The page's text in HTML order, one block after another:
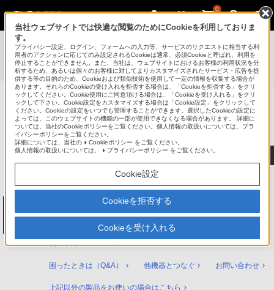
0
使いかたマニュアル（取扱説明 Web版）
BDZ-ZT3500 / BDZ-ZT2500 / BDZ-ZT1500 / BDZ-ZW2500 /
BDZ-ZW1500 / BDZ-ZW550 使いかたマニュアル
ブルーレイディスク/DVDレコーダー
サポート・お問い合わせ
ブルーレイディスク/DVDレコーダー
BDZ-ZT3500 / BDZ-ZT2500 / BDZ-ZT1500 /
BDZ-ZW2500 / BDZ-ZW1500 / BDZ-ZW550
使いかたマニュアル トップ
困ったときは（Q&A） 他機器とつなぐ お問い合わせ
上記以外の製品をお使いの場合はこちら
当社ウェブサイトでは快適な閲覧のためにCookieを利用しておりま
す。
プライバシー設定、ログイン、フォームへの入力等、サービスのリクエストに相当する利
用者のアクションに応じてのみ設定されるCookieは通常、必須Cookieと呼ばれ、利用を
停止することができません。また、当社は、ウェブサイトにおけるお客様の利用状況を分
析するため、あるいは個々のお客様に対してよりカスタマイズされたサービス・広告を提
供する等の目的のため、Cookieおよび類似技術を使用して一定の情報を収集する場合が
あります。それらのCookieの受け入れを拒否する場合は、「Cookieを拒否する」をクリ
ックしてください。Cookie使用にご同意頂ける場合は、「Cookieを受け入れる」をクリ
ックして下さい。Cookie設定をカスタマイズする場合は「Cookie設定」をクリックして
ください。Cookieの設定をいつでも管理することができます。選択したCookieの設定に
よっては、このウェブサイトの機能の一部が使用できなくなる場合があります。 詳細に
ついては、当社のCookieポリシーをご覧ください。個人情報の取扱いについては、プラ
イバシーポリシーをご覧ください。
詳細については、当社の
Cookieポリシー をご覧ください。
個人情報の取扱いについては、
プライバシーポリシー をご覧ください。
Cookie設定
Cookieを拒否する
Cookieを受け入れる